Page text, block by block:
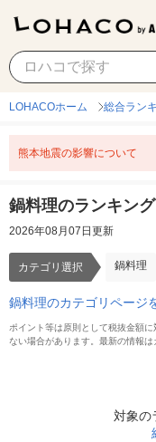
鍋料理
LOHACOホーム 総合ラン
熊本地震の影響について
鍋料理のランキング
2026年08月07日更新
カテゴリ選択 鍋料理
鍋料理のカテゴリページ
ポイント等は原則として税抜金額
ない場合があります。最新の情報は
対象の